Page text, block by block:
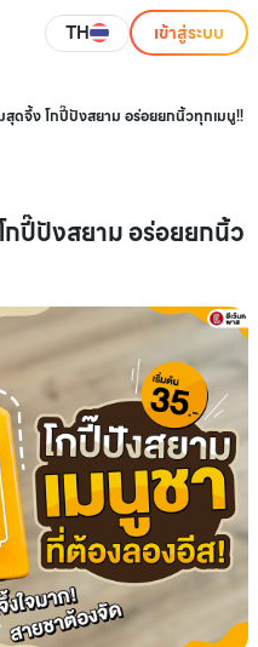
TH เข้าสู่ระบบ
สุดจึ้ง โกปี๊ปังสยาม อร่อยยกนิ้วทุกเมนู!!
กปี๊ปังสยาม อร่อยยกนิ้ว